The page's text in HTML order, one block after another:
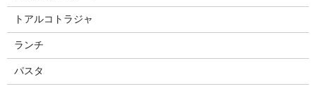
トアルコトラジャ
ランチ
パスタ